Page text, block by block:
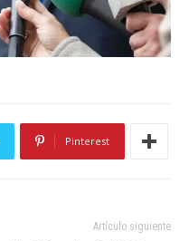
Pinterest
Artículo siguiente